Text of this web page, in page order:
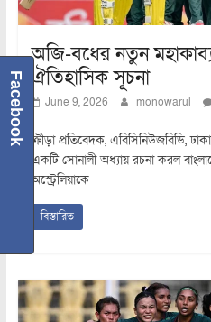
অজি-বধের নতুন
ঐতিহাসিক সূচনা
June 9, 2026 monowarul
ক্রীড়া প্রতিবেদক, এবিসিনিউজবিডি,
একটি সোনালী অধ্যায় রচনা করল
অস্ট্রেলিয়াকে
বিস্তারিত
Facebook